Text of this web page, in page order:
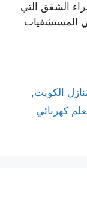
الشقق التي
المستشفيات
الكويت,
كهربائي